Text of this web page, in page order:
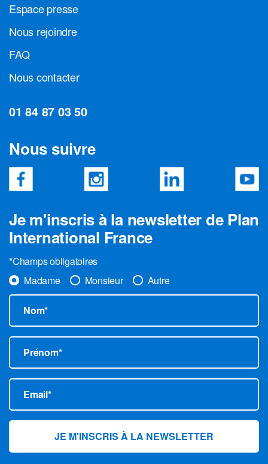
Espace presse
Nous rejoindre
FAQ
Nous contacter
01 84 87 03 50
Nous suivre
Je m'inscris à la newsletter de Plan
International France
*Champs obligatoires
Madame
Monsieur Autre
Nom*
Prénom*
Email*